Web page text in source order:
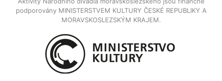
podporovány MINISTERSTVEM KULTURY ČESKÉ REPUBLIKY A
MORAVSKOSLEZSKÝM KRAJEM.